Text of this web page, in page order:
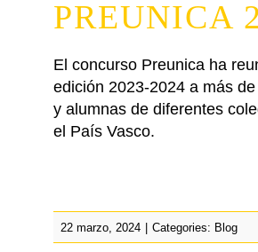
Acceso Aula Virtual
PREUNICA
El concurso Preunica ha
edición 2023-2024 a más
y alumnas de diferentes
el País Vasco.
22 marzo, 2024 | Categories: Blog